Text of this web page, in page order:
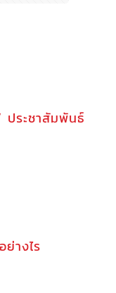
ระชาสัมพันธ์
างไร